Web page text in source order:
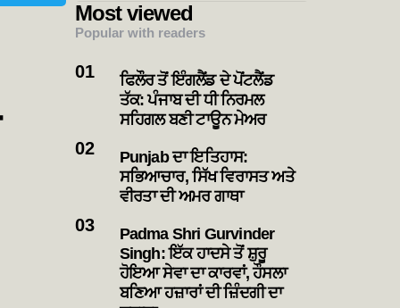
Most viewed
Popular with readers
ਫਿਲੌਰ ਤੋਂ ਇੰਗਲੈਂਡ ਦੇ ਪੋਂਟਲੈਂਡ
ਤੱਕ: ਪੰਜਾਬ ਦੀ ਧੀ ਨਿਰਮਲ
ਸਹਿਗਲ ਬਣੀ ਟਾਊਨ ਮੇਅਰ
Punjab ਦਾ ਇਤਿਹਾਸ:
ਸਭਿਆਚਾਰ, ਸਿੱਖ ਵਿਰਾਸਤ ਅਤੇ
ਵੀਰਤਾ ਦੀ ਅਮਰ ਗਾਥਾ
Padma Shri Gurvinder
Singh: ਇੱਕ ਹਾਦਸੇ ਤੋਂ ਸ਼ੁਰੂ
ਹੋਇਆ ਸੇਵਾ ਦਾ ਕਾਰਵਾਂ, ਹੌਸਲਾ
ਬਣਿਆ ਹਜ਼ਾਰਾਂ ਦੀ ਜ਼ਿੰਦਗੀ ਦਾ